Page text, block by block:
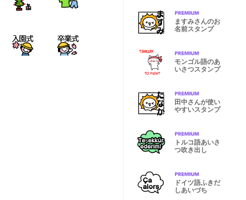
ますみさんのお
名前スタンプ
モンゴル語のあ
いさつスタンプ
田中さんが使い
やすいスタンプ
トルコ語あいさ
つ吹き出し
ドイツ語ふきだ
しあいづち